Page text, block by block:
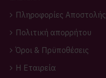
Πληροφορίες Αποστολής
Πολιτική απορρήτου
Όροι & Πρϋποθέσεις
Η Εταιρεία